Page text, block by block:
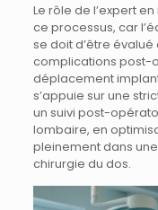
Le rôle de l’expert
ce processus, car
se doit d’être
complications post-
déplacement
s’appuie sur une
un suivi post-
lombaire, en
pleinement dans
chirurgie du dos.